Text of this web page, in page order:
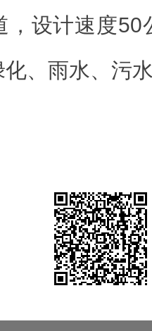
，设计速度50
、雨水、污